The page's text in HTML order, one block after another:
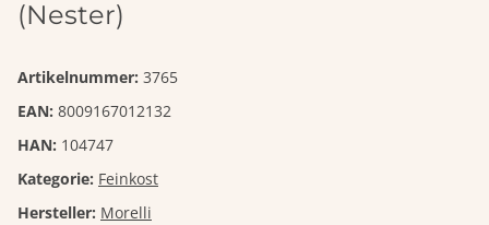
(Nester)
Artikelnummer: 3765
EAN: 8009167012132
HAN: 104747
Kategorie: Feinkost
Hersteller: Morelli